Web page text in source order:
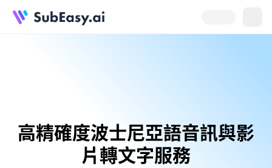
高精確度波士尼亞語音訊與影
片轉文字服務